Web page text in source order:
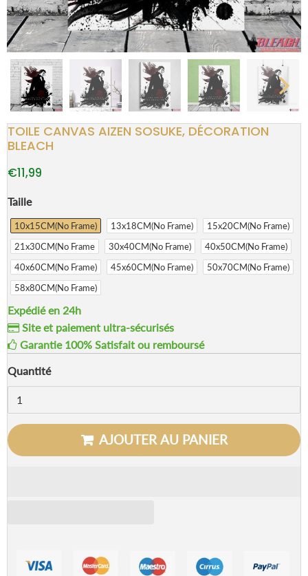
TOILE CANVAS AIZEN SOSUKE, DÉCORATION
BLEACH
€11,99
Taille
10x15CM(No Frame) 13x18CM(No Frame)
15x20CM(No Frame)
21x30CM(No Frame
30x40CM(No Frame)
40x50CM(No Frame)
40x60CM(No Frame)
45x60CM(No Frame)
50x70CM(No Frame)
58x80CM(No Frame)
Expédié en 24h
Site et paiement ultra-sécurisés
Garantie 100% Satisfait ou remboursé
Quantité
AJOUTER AU PANIER